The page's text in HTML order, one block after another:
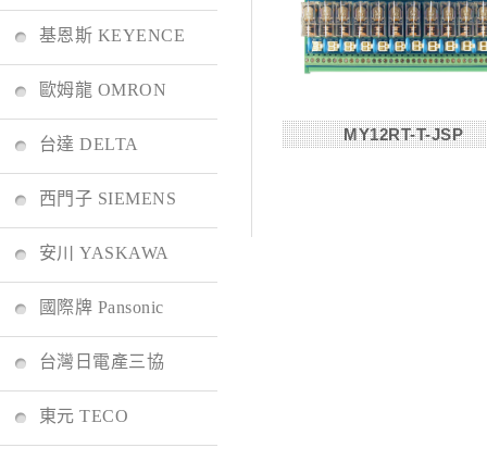
基恩斯 KEYENCE
歐姆龍 OMRON
台達 DELTA
西門子 SIEMENS
安川 YASKAWA
國際牌 Pansonic
台灣日電產三協
東元 TECO
MY12RT-T-JSP